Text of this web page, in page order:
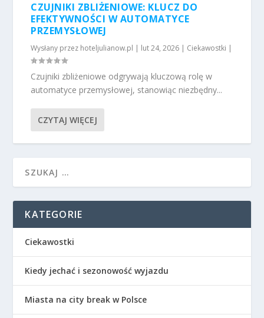
CZUJNIKI ZBLIŻENIOWE: KLUCZ DO
EFEKTYWNOŚCI W AUTOMATYCE
PRZEMYSŁOWEJ
Wysłany przez hoteljulianow.pl | lut 24, 2026 | Ciekawostki |
Czujniki zbliżeniowe odgrywają kluczową rolę w
automatyce przemysłowej, stanowiąc niezbędny...
CZYTAJ WIĘCEJ
KATEGORIE
Ciekawostki
Kiedy jechać i sezonowość wyjazdu
Miasta na city break w Polsce